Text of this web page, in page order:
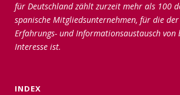
für Deutschland zählt zurzeit mehr als 100
spanische Mitgliedsunternehmen, für die
Erfahrungs- und Informationsaustausch von
Interesse ist.
INDEX